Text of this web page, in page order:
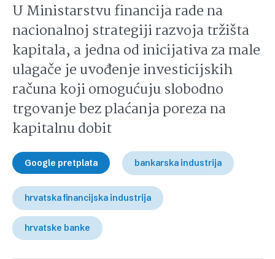
U Ministarstvu financija rade na
nacionalnoj strategiji razvoja tržišta
kapitala, a jedna od inicijativa za male
ulagače je uvođenje investicijskih
računa koji omogućuju slobodno
trgovanje bez plaćanja poreza na
kapitalnu dobit
Google pretplata bankarska industrija
hrvatska financijska industrija
hrvatske banke